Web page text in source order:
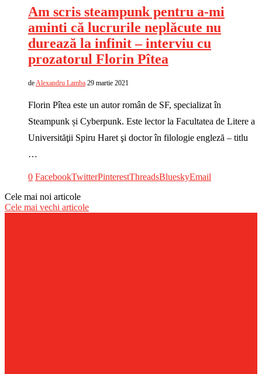
Am scris steampunk pentru a-mi
aminti că lucrurile neplăcute nu
durează la infinit – interviu cu
prozatorul Florin Pîtea
de Alexandru Lamba 29 martie 2021
Florin Pîtea este un autor român de SF, specializat în
Steampunk și Cyberpunk. Este lector la Facultatea de Litere a
Universităţii Spiru Haret şi doctor în filologie engleză – titlu
…
0 FacebookTwitterPinterestThreadsBlueskyEmail
Cele mai noi articole
Cele mai vechi articole